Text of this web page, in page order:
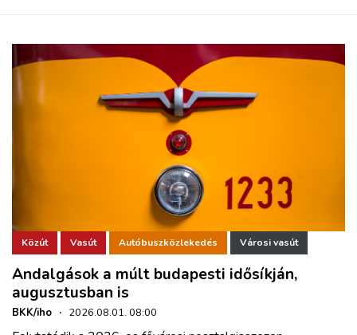
Közút Vasút Autóbuszközlekedés Városi vasút
Andalgások a múlt budapesti idősíkján,
augusztusban is
BKK/iho · 2026.08.01. 08:00